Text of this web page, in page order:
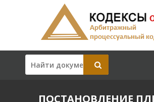
ПОСТАНОВЛЕНИЕ